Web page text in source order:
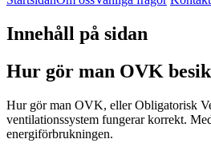
Innehåll på sidan
Hur gör man OVK
Hur gör man OVK, eller Obligatorisk
ventilationssystem fungerar korrekt.
energiförbrukningen.